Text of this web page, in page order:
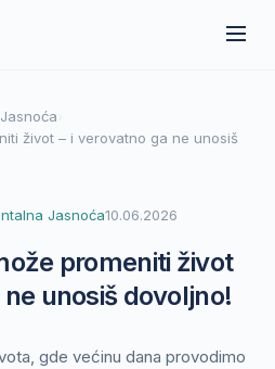
život – i verovatno ga ne unosiš
Jasnoća10.06.2026
promeniti život
unosiš dovoljno!
gde većinu dana provodimo